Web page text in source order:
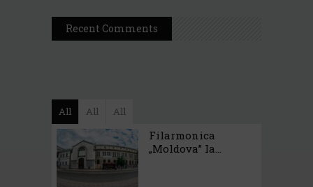
Recent Comments
All All All
Filarmonica
„Moldova” Ia...